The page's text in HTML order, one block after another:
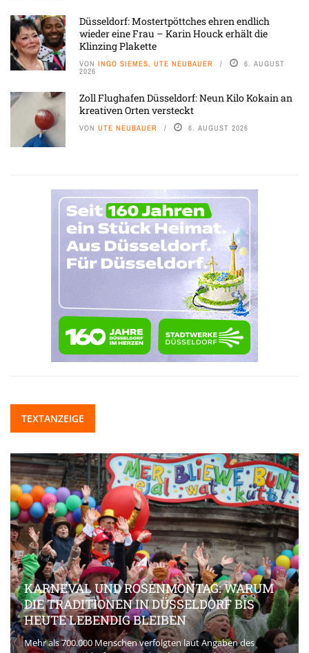
Düsseldorf: Mostertpöttches ehren endlich
wieder eine Frau – Karin Houck erhält die
Klinzing Plakette
VON INGO SIEMES, UTE NEUBAUER 6. AUGUST
2026
Zoll Flughafen Düsseldorf: Neun Kilo Kokain an
kreativen Orten versteckt
VON UTE NEUBAUER 6. AUGUST 2026
TEXTANZEIGE
KARNEVAL UND ROSENMONTAG: WARUM
DIE TRADITIONEN IN DÜSSELDORF BIS
HEUTE LEBENDIG BLEIBEN
Mehr als 700.000 Menschen verfolgten laut Angaben des